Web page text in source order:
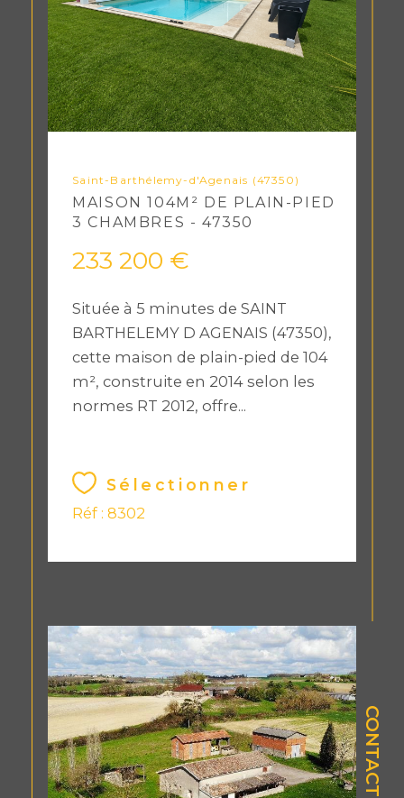
CONTACT
Saint-Barthélemy-d'Agenais (47350)
MAISON 104M² DE PLAIN-PIED
3 CHAMBRES - 47350
233 200 €
Située à 5 minutes de SAINT
BARTHELEMY D AGENAIS (47350),
cette maison de plain-pied de 104
m², construite en 2014 selon les
normes RT 2012, offre...
Sélectionner
Réf : 8302